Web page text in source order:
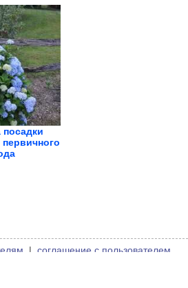
первичного
| соглашение с пользователем